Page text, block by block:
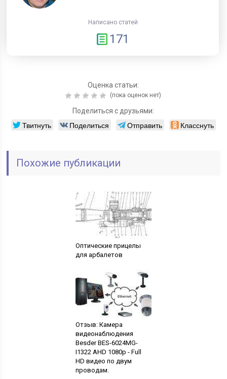
Написано статей
171
Оценка статьи:
(пока оценок нет)
Поделиться с друзьями:
Твитнуть Поделиться Отправить Класснуть
Похожие публикации
Оптические прицелы
для арбалетов
Отзыв: Камера
видеонаблюдения
Besder BES-6024MG-
I1322 AHD 1080p - Full
HD видео по двум
проводам.